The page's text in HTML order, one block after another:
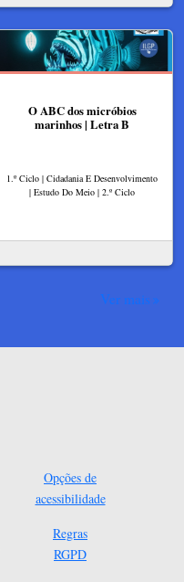
O ABC dos micróbios
marinhos | Letra B
1.º Ciclo | Cidadania E Desenvolvimento
| Estudo Do Meio | 2.º Ciclo
Ver mais
Opções de
acessibilidade
Regras
RGPD